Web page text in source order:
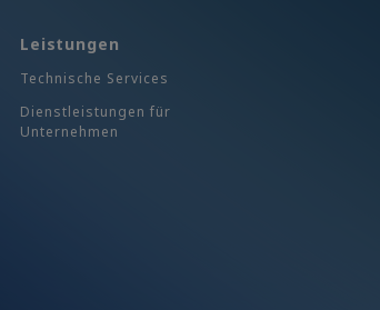
Leistungen
Technische Services
Dienstleistungen für
Unternehmen